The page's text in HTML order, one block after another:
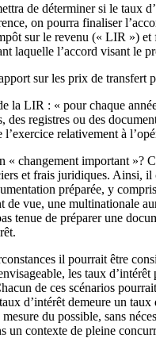
de déterminer si le taux
on pourra finaliser
sur le revenu (« LIR ») et
laquelle l’accord visant le
sur les prix de transfert
la LIR : « pour chaque
des registres ou des
l’exercice relativement à
« changement important »?
et frais juridiques. Ainsi,
préparée, y
de vue, une multinationale
tenue de préparer une
il pourrait être
les taux
de ces scénarios
d’intérêt demeure un
du possible, sans
un contexte de pleine